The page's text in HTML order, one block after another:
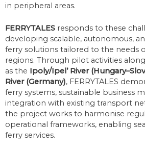
in peripheral areas.
FERRYTALES responds to these
developing scalable, autonomous,
ferry solutions tailored to the needs
regions. Through pilot activities
as the Ipoly/Ipel’ River
River (Germany), FERRYTALES
ferry systems, sustainable business
integration with existing transport
the project works to harmonise
operational frameworks, enabling
ferry services.